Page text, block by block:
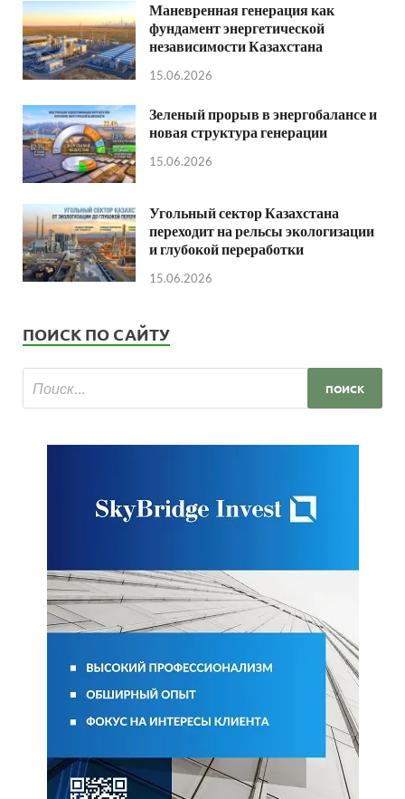
Маневренная генерация как
фундамент энергетической
независимости Казахстана
15.06.2026
Зеленый прорыв в энергобалансе и
новая структура генерации
15.06.2026
Угольный сектор Казахстана
переходит на рельсы экологизации
и глубокой переработки
15.06.2026
ПОИСК ПО САЙТУ